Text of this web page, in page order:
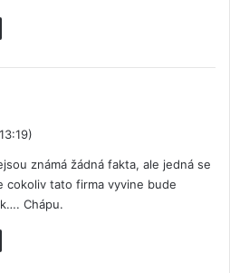
známá žádná fakta, ale jedná se
cokoliv tato firma vyvine bude
Chápu.